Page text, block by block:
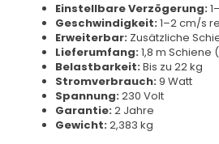
Einstellbare Verzögerung:
Geschwindigkeit:1–2 cm/s
Erweiterbar: Zusätzliche
Lieferumfang:1,8 m
Belastbarkeit:Bis zu 22 kg
Stromverbrauch:9 Watt
Spannung:230 Volt
Garantie:2 Jahre
Gewicht:2,383 kg